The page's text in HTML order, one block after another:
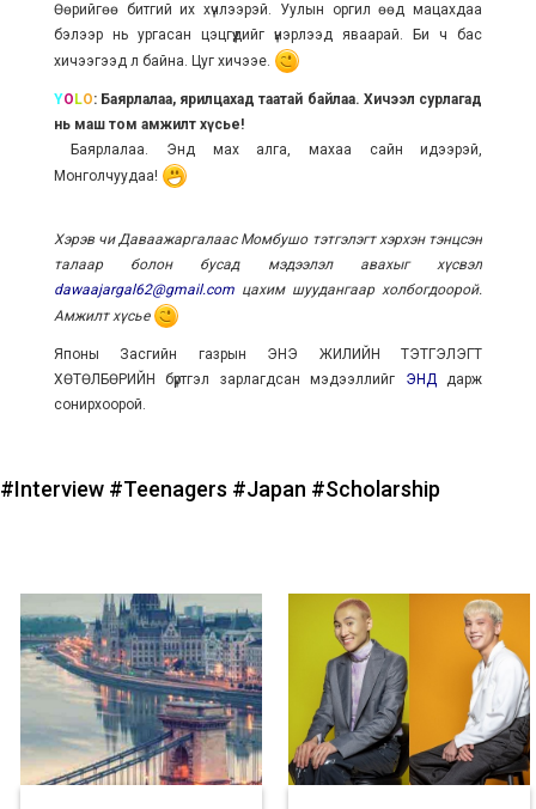
Өөрийгөө битгий их хүчлээрэй. Уулын оргил өөд мацахдаа
бэлээр нь ургасан цэцгүүдийг үнэрлээд яваарай. Би ч бас
хичээгээд л байна. Цуг хичээе.
YO LO: Баярлалаа, ярилцахад таатай байлаа. Хичээл сурлагад
нь маш том амжилт хүсье!
Баярлалаа. Энд мах алга, махаа сайн идээрэй,
Монголчуудаа!
Хэрэв чи Даваажаргалаас Момбушо тэтгэлэгт хэрхэн тэнцсэн
талаар болон бусад мэдээлэл авахыг хүсвэл
dawaajargal62@gmail.comцахим шуудангаар холбогдоорой.
Амжилт хүсье
Японы Засгийн газрын ЭНЭ ЖИЛИЙН ТЭТГЭЛЭГТ
ХӨТӨЛБӨРИЙН бүртгэл зарлагдсан мэдээллийг ЭНДдарж
сонирхоорой.
#Interview #Teenagers #Japan #Scholarship